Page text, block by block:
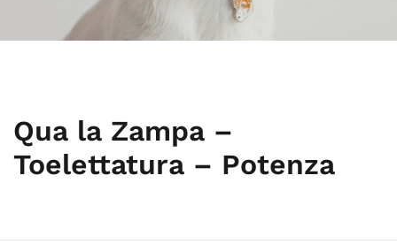
Qua la Zampa –
Toelettatura – Potenza